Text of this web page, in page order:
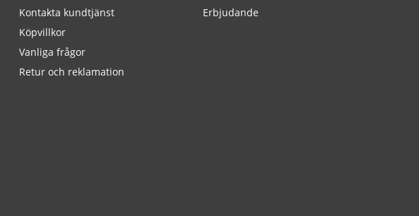
Kontakta kundtjänst
Köpvillkor
Vanliga frågor
Retur och reklamation
Erbjudande